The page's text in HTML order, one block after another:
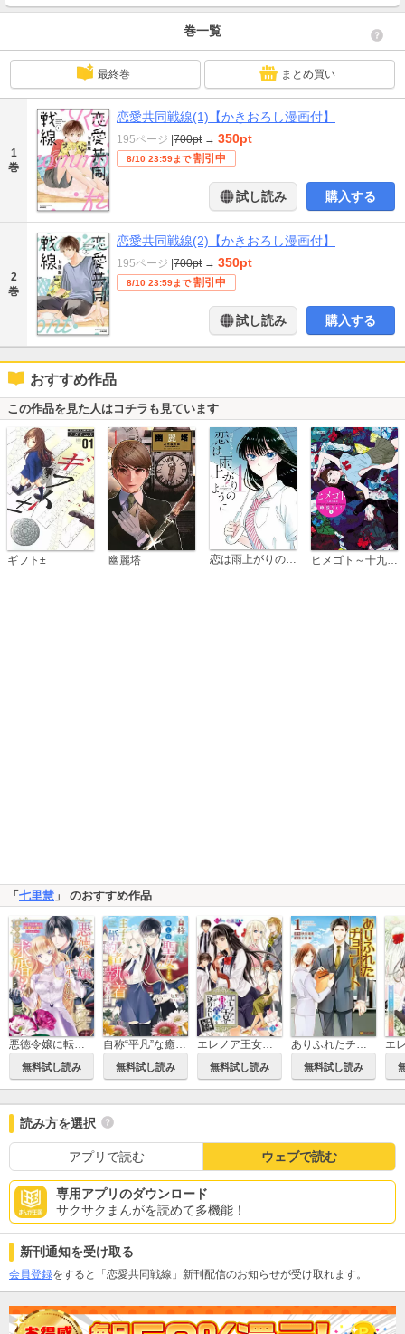
巻一覧
最終巻 まとめ買い
1
巻
恋愛共同戦線(1)【かきおろし漫画付】
195ページ |700pt → 350pt
8/10 23:59まで 割引中
試し読み 購入する
2
巻
恋愛共同戦線(2)【かきおろし漫画付】
195ページ |700pt → 350pt
8/10 23:59まで 割引中
試し読み 購入する
おすすめ作品
この作品を見た人はコチラも見ています
ギフト± 幽麗塔 恋は雨上がりのように
「七里慧 」 のおすすめ作品
悪徳令嬢に転生したのに、まさかの求婚!?～手のひら返しの求婚はお断りします！～
無料試し読み
自称“平凡”な癒しの聖女ですが、王子から婚約者として執着されています。
無料試し読み
エレノア王女は自由な青春を送りたい～異世界トリップでJKライフ～
無料試し読み
ありふれたチョコレート
無料試し読み
読み方を選択
アプリで読む ウェブで読む
専用アプリのダウンロード
サクサクまんがを読めて多機能！
新刊通知を受け取る
会員登録をすると「恋愛共同戦線」新刊配信のお知らせが受け取れます。